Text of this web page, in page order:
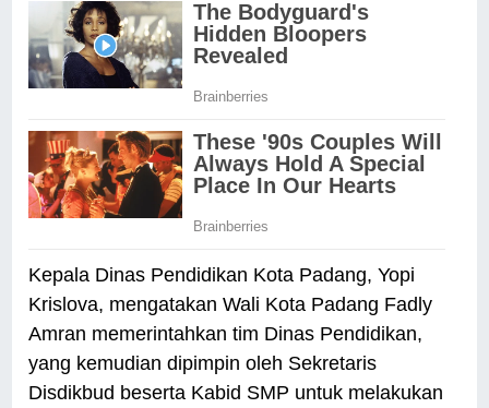
Kepala Dinas Pendidikan Kota Padang, Yopi
Krislova, mengatakan Wali Kota Padang Fadly
Amran memerintahkan tim Dinas Pendidikan,
yang kemudian dipimpin oleh Sekretaris
Disdikbud beserta Kabid SMP untuk melakukan